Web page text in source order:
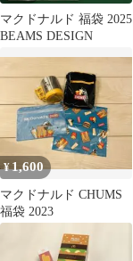
マクドナルド 福袋 2025
BEAMS DESIGN
¥1,600
マクドナルド CHUMS
福袋 2023